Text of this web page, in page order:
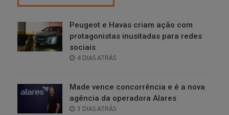
Peugeot e Havas criam ação com
protagonistas inusitadas para redes
sociais
POSTED
4 DIAS ATRÁS
Made vence concorrência e é a nova
agência da operadora Alares
POSTED
3 DIAS ATRÁS